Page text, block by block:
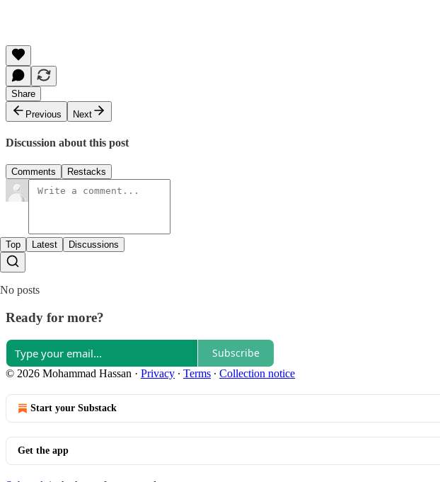
Share
Previous
Next
Discussion about this post
Comments Restacks
Top Latest Discussions
No posts
Ready for more?
Subscribe
© 2026 Mohammad Hassan · Privacy ∙ Terms ∙ Collection notice
Start your Substack
Get the app